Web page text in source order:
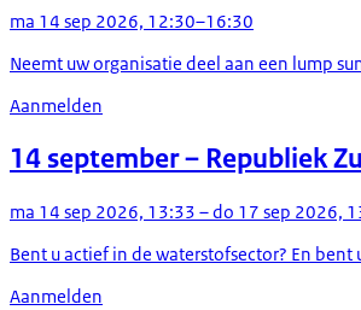
ma 14 sep 2026, 12:30–16:30
Neemt uw organisatie deel aan een lump
Aanmelden
14 september– Republiek
ma 14 sep 2026, 13:33 – do 17 sep 2026,
Bent u actief in de waterstofsector? En
Aanmelden